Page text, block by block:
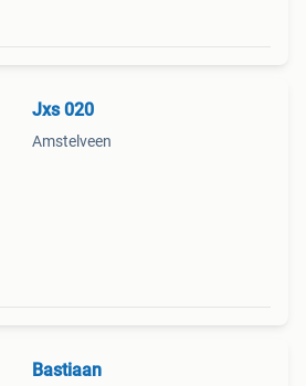
Jxs 020
Amstelveen
Bastiaan